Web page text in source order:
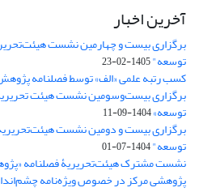
آخرین اخبار
برگزاری بیست و چهارمین نشست
توسعه"1405-02-23
کسب رتبه علمی «الف» توسط فصلنامه
برگزاری بیست‌وسومین نشست هیئت‌
توسعه»1404-09-11
برگزاری بیست و دومین نشست
توسعه"1404-07-01
نشست مشترک هیئت‌تحریریۀ فصلنامه
پژوهشی مرکز در خصوص ویژه‌نامه